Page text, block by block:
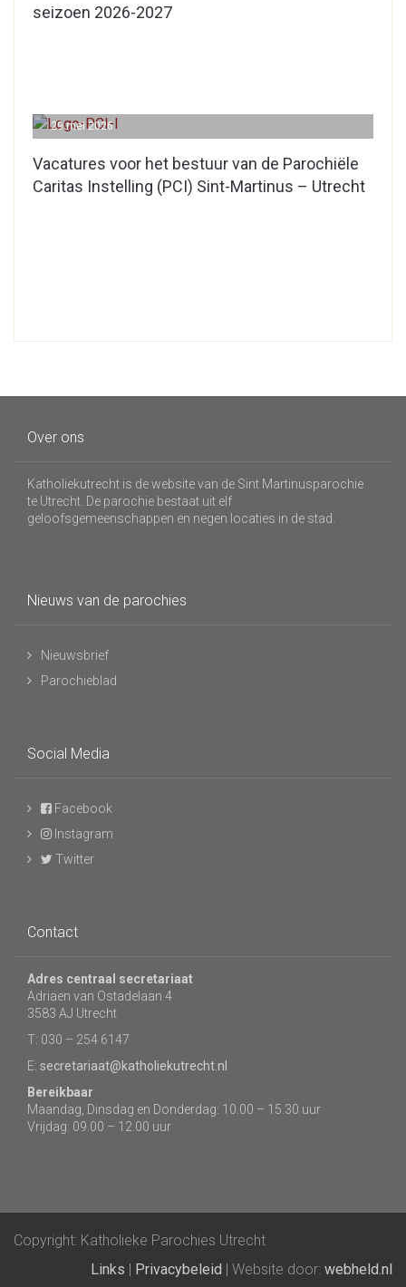
seizoen 2026-2027
Vacatures voor het bestuur van de Parochiële
Caritas Instelling (PCI) Sint-Martinus – Utrecht
29 mei 2026
Over ons
Katholiekutrecht is de website van de Sint Martinusparochie
te Utrecht. De parochie bestaat uit elf
geloofsgemeenschappen en negen locaties in de stad.
Nieuws van de parochies
Nieuwsbrief
Parochieblad
Social Media
Facebook
Instagram
Twitter
Contact
Adres centraal secretariaat
Adriaen van Ostadelaan 4
3583 AJ Utrecht
T: 030 – 254 6147
E: secretariaat@katholiekutrecht.nl
Bereikbaar
Maandag, Dinsdag en Donderdag: 10.00 – 15.30 uur
Vrijdag: 09.00 – 12.00 uur
Copyright: Katholieke Parochies Utrecht
Links | Privacybeleid | Website door: webheld.nl